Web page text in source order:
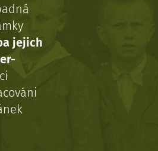
jejich